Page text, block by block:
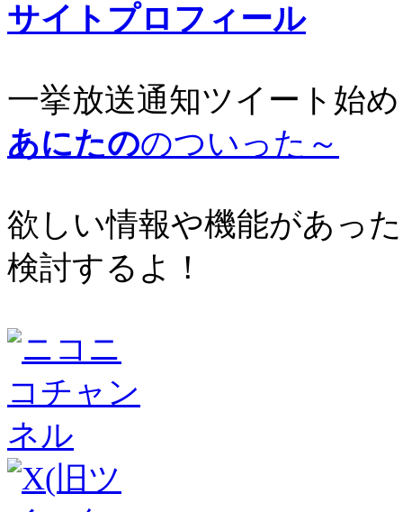
サイトプロフィール
一挙放送通知ツイート始
あにたののついった～
欲しい情報や機能があっ
検討するよ！